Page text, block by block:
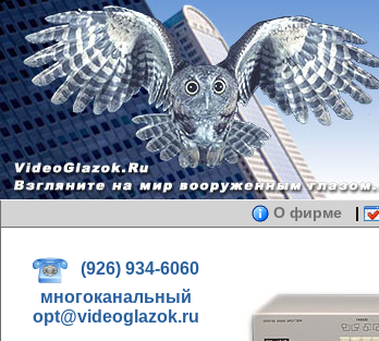
О фирме |
(926) 934-6060
многоканальный
opt@videoglazok.ru